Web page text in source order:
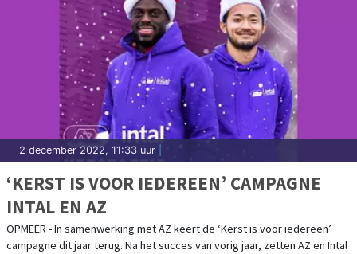
2 december 2022, 11:33 uur
‘KERST IS VOOR IEDEREEN’ CAMPAGNE
INTAL EN AZ
OPMEER - In samenwerking met AZ keert de ‘Kerst is voor iedereen’
campagne dit jaar terug. Na het succes van vorig jaar, zetten AZ en Intal